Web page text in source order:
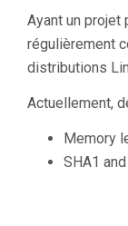
Ayant un
régulièrement
distributions
Actuellement,
Memory
SHA1